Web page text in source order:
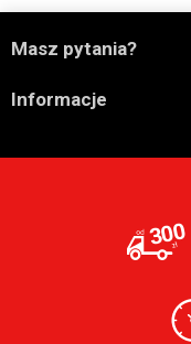
Masz pytania?
Informacje
300